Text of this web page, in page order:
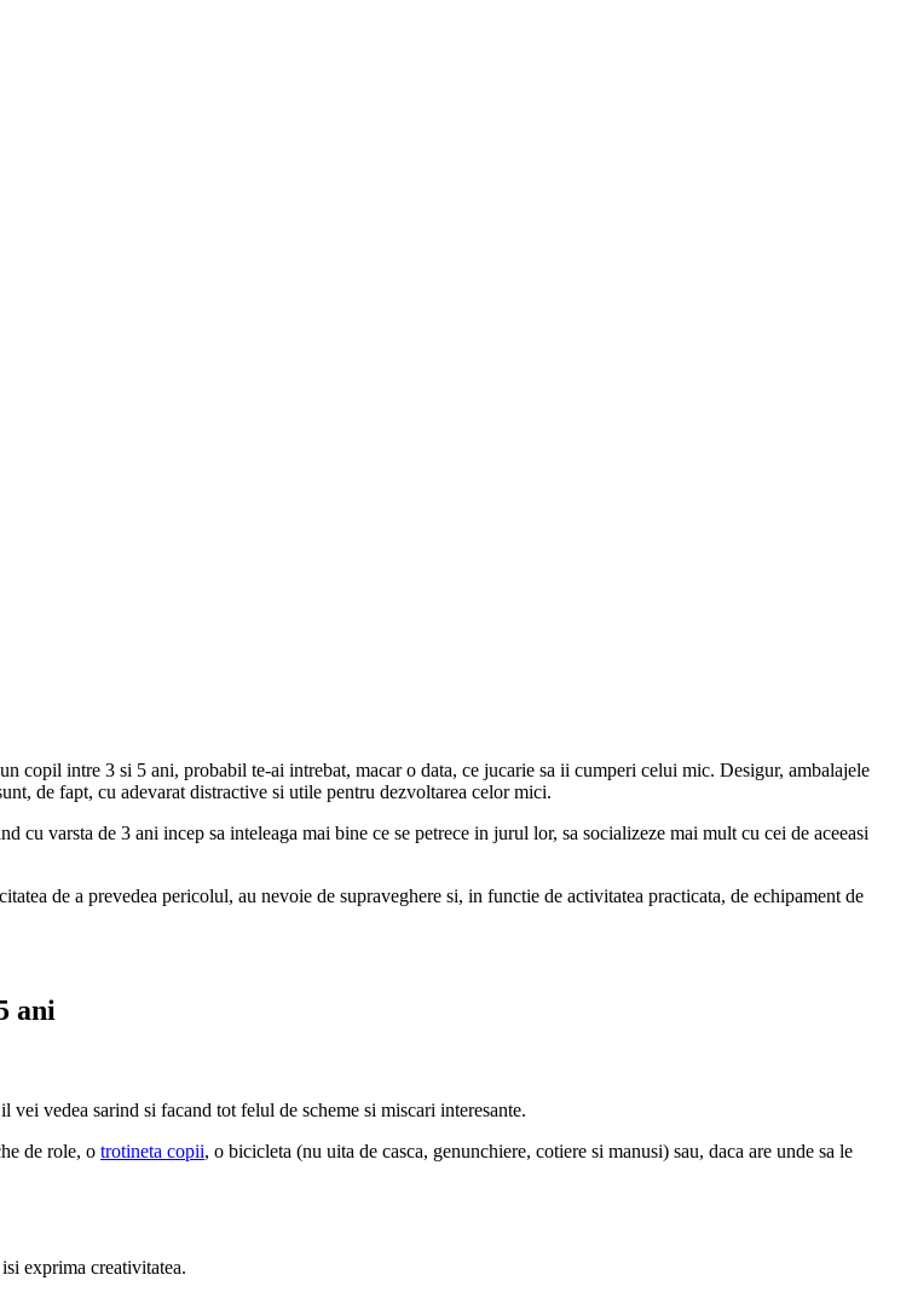
copil intre 3 si 5 ani, probabil te-ai intrebat, macar o data, ce jucarie sa ii cumperi celui mic. Desigur, ambalajele
de fapt, cu adevarat distractive si utile pentru dezvoltarea celor mici.
varsta de 3 ani incep sa inteleaga mai bine ce se petrece in jurul lor, sa socializeze mai mult cu cei de aceeasi
de a prevedea pericolul, au nevoie de supraveghere si, in functie de activitatea practicata, de echipament de
ani
vedea sarind si facand tot felul de scheme si miscari interesante.
de role, o trotineta copii, o bicicleta (nu uita de casca, genunchiere, cotiere si manusi) sau, daca are unde sa le
exprima creativitatea.